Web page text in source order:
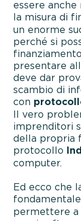
essere anche
la misura di
un enorme
perché si
presentare
deve dar
scambio di
con
Il vero
imprenditori
della propria
protocollo
computer.
Ed ecco che
permettere a